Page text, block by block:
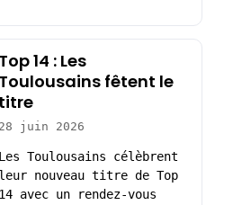
14 : Les
fêtent le
28 juin 2026
Les Toulousains célèbrent
leur nouveau titre de Top
14 avec un rendez-vous